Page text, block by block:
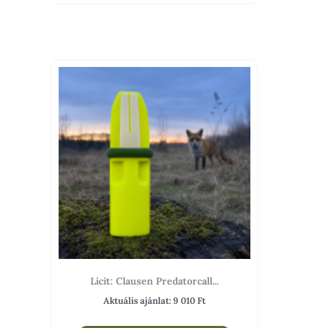
Licit: Clausen Predatorcall...
Aktuális ajánlat:9 010Ft